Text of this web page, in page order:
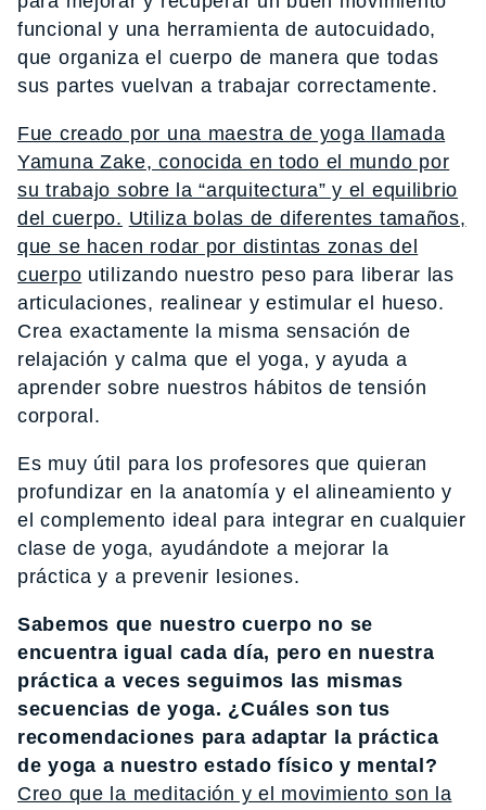
funcional y una herramienta de autocuidado,
que organiza el cuerpo de manera que todas
sus partes vuelvan a trabajar correctamente.
Fue creado por una maestra de yoga llamada
Yamuna Zake, conocida en todo el mundo por
su trabajo sobre la “arquitectura” y el equilibrio
del cuerpo. Utiliza bolas de diferentes tamaños,
que se hacen rodar por distintas zonas del
cuerpo utilizando nuestro peso para liberar las
articulaciones, realinear y estimular el hueso.
Crea exactamente la misma sensación de
relajación y calma que el yoga, y ayuda a
aprender sobre nuestros hábitos de tensión
corporal.
Es muy útil para los profesores que quieran
profundizar en la anatomía y el alineamiento y
el complemento ideal para integrar en cualquier
clase de yoga, ayudándote a mejorar la
práctica y a prevenir lesiones.
Sabemos que nuestro cuerpo no se
encuentra igual cada día, pero en nuestra
práctica a veces seguimos las mismas
secuencias de yoga. ¿Cuáles son tus
recomendaciones para adaptar la práctica
de yoga a nuestro estado físico y mental?
Creo que la meditación y el movimiento son la